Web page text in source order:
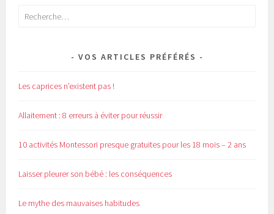
Rechercher :
VOS ARTICLES PRÉFÉRÉS
Les caprices n’existent pas !
Allaitement : 8 erreurs à éviter pour réussir
10 activités Montessori presque gratuites pour les 18 mois – 2 ans
Laisser pleurer son bébé : les conséquences
Le mythe des mauvaises habitudes